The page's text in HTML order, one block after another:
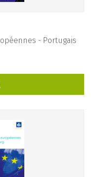
- Portugais